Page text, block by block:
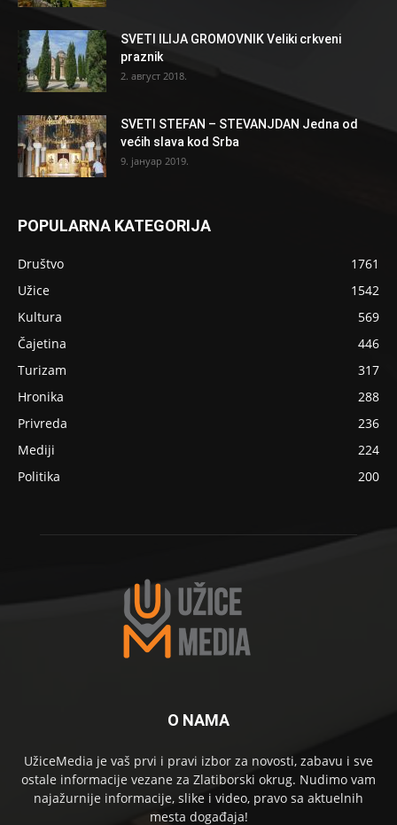
SVETI ILIJA GROMOVNIK Veliki crkveni
praznik
2. август 2018.
SVETI STEFAN – STEVANJDAN Jedna od
većih slava kod Srba
9. јануар 2019.
POPULARNA KATEGORIJA
Društvo
1761
Užice
1542
Kultura
569
Čajetina
446
Turizam
317
Hronika
288
Privreda
236
Mediji
224
Politika
200
O NAMA
UžiceMedia je vaš prvi i pravi izbor za novosti, zabavu i sve
ostale informacije vezane za Zlatiborski okrug. Nudimo vam
najažurnije informacije, slike i video, pravo sa aktuelnih
mesta događaja!